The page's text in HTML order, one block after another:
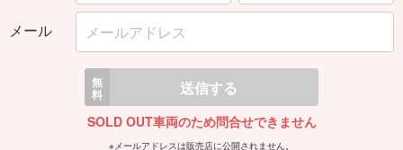
メール
無
料 送信する
SOLD OUT車両のため問合せできません
※メールアドレスは販売店に公開されません。